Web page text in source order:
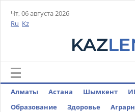
Чт, 06 августа 2026
Ru Kz
Алматы Астана Шымкент
Образование
Здоровье